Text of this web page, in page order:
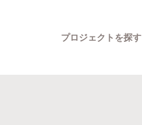
プロジェクトを探す